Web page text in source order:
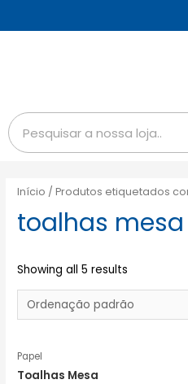
Início / Produtos etiquetados
toalhas mesa
Showing all 5 results
Papel
Toalhas Mesa